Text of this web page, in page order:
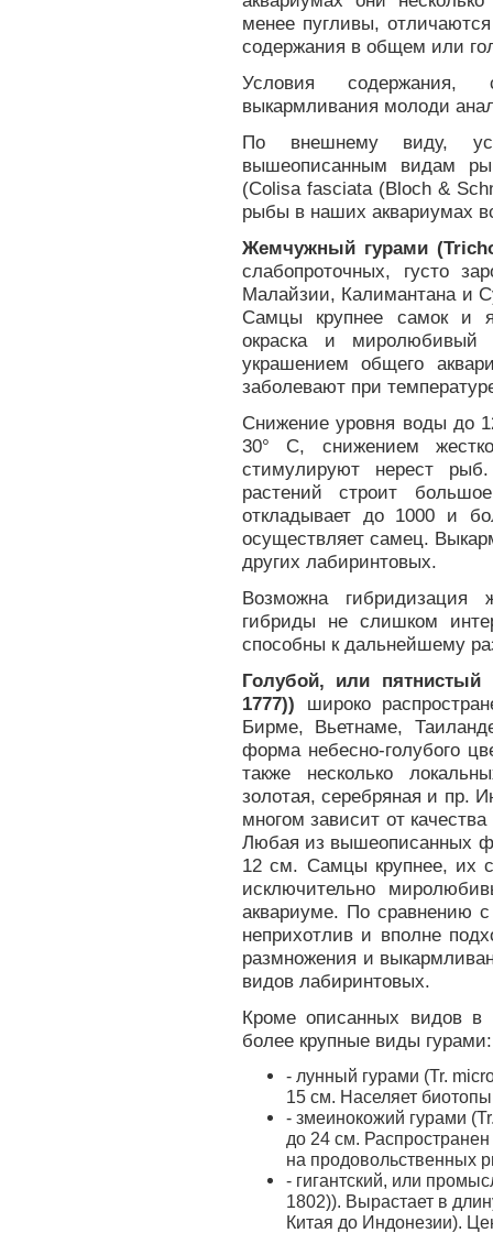
менее пугливы,
содержания в общем или
Условия содержания,
выкармливания молоди
По внешнему виду,
вышеописанным видам
(Colisa fasciata (Bloch &
рыбы в наших аквариумах
Жемчужный гурами
слабопроточных, густо
Малайзии, Калимантана и
Самцы крупнее самок и
окраска и миролюбивый
украшением общего
заболевают при
Снижение уровня воды до
30° С, снижением
стимулируют нерест
растений строит
откладывает до 1000 и
осуществляет самец.
других лабиринтовых.
Возможна
гибриды не слишком
способны к дальнейшему
Голубой, или пятнистый
1777)) широко
Бирме, Вьетнаме,
форма небесно-голубого
также несколько
золотая, серебряная и пр.
многом зависит от
Любая из вышеописанных
12 см. Самцы крупнее, их
исключительно
аквариуме. По сравнению
неприхотлив и вполне
размножения и
видов лабиринтовых.
Кроме описанных видов в
более крупные виды гурами:
- лунный гурами (Tr.
15 см. Населяет
- змеинокожий гурами
до 24 см.
на продовольственных
- гигантский, или
1802)). Вырастает в
Китая до Индонезии).